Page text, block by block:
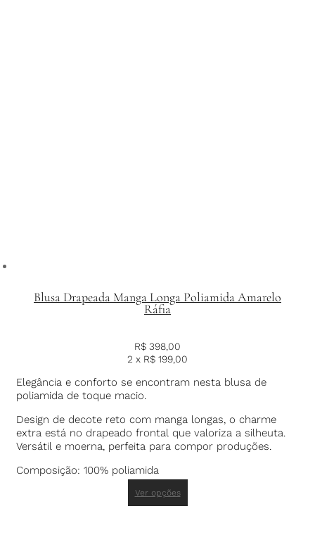
Blusa Drapeada Manga Longa Poliamida Amarelo
Ráfia
R$ 398,00
2 x R$ 199,00
Elegância e conforto se encontram nesta blusa de
poliamida de toque macio.
Design de decote reto com manga longas, o charme
extra está no drapeado frontal que valoriza a silheuta.
Versátil e moerna, perfeita para compor produções.
Composição: 100% poliamida
Ver opções